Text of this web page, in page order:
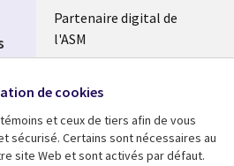
Partenaire digital de
l'ASM
Fusions
de cookies
et ceux de tiers afin de vous
sécurisé. Certains sont nécessaires au
site Web et sont activés par défaut.